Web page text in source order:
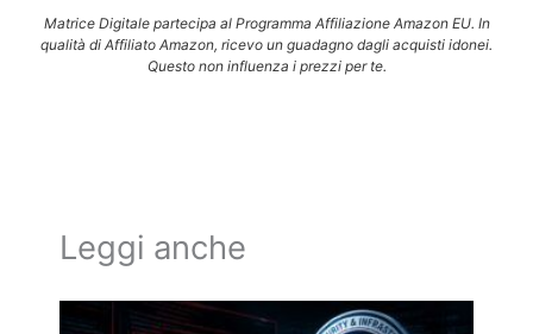
Matrice Digitale partecipa al Programma Affiliazione Amazon EU. In
qualità di Affiliato Amazon, ricevo un guadagno dagli acquisti idonei.
Questo non influenza i prezzi per te.
Leggi anche